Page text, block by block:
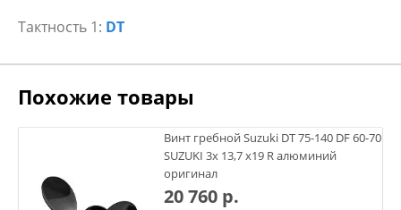
Тактность 1: DT
Похожие товары
Винт гребной Suzuki DT 75-140 DF 60-70
SUZUKI 3х 13,7 х19 R алюминий
оригинал
20 760 р.